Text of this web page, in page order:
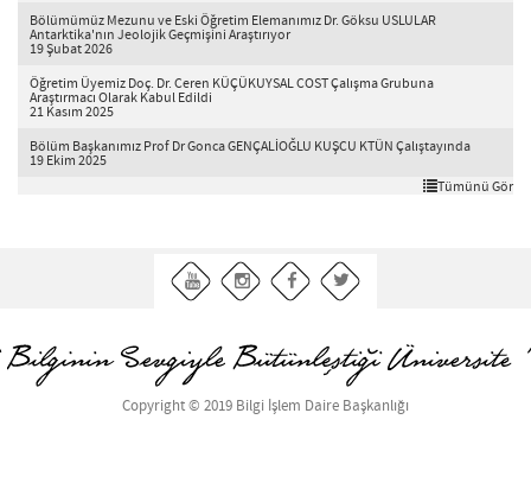
Bölümümüz Mezunu ve Eski Öğretim Elemanımız Dr. Göksu USLULAR
Antarktika'nın Jeolojik Geçmişini Araştırıyor
19 Şubat 2026
Öğretim Üyemiz Doç. Dr. Ceren KÜÇÜKUYSAL COST Çalışma Grubuna
Araştırmacı Olarak Kabul Edildi
21 Kasım 2025
Bölüm Başkanımız Prof Dr Gonca GENÇALİOĞLU KUŞCU KTÜN Çalıştayında
19 Ekim 2025
Tümünü Gör
Copyright © 2019 Bilgi İşlem Daire Başkanlığı